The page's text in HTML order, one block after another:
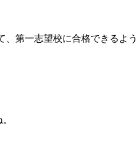
、第一志望校に合格できるよ